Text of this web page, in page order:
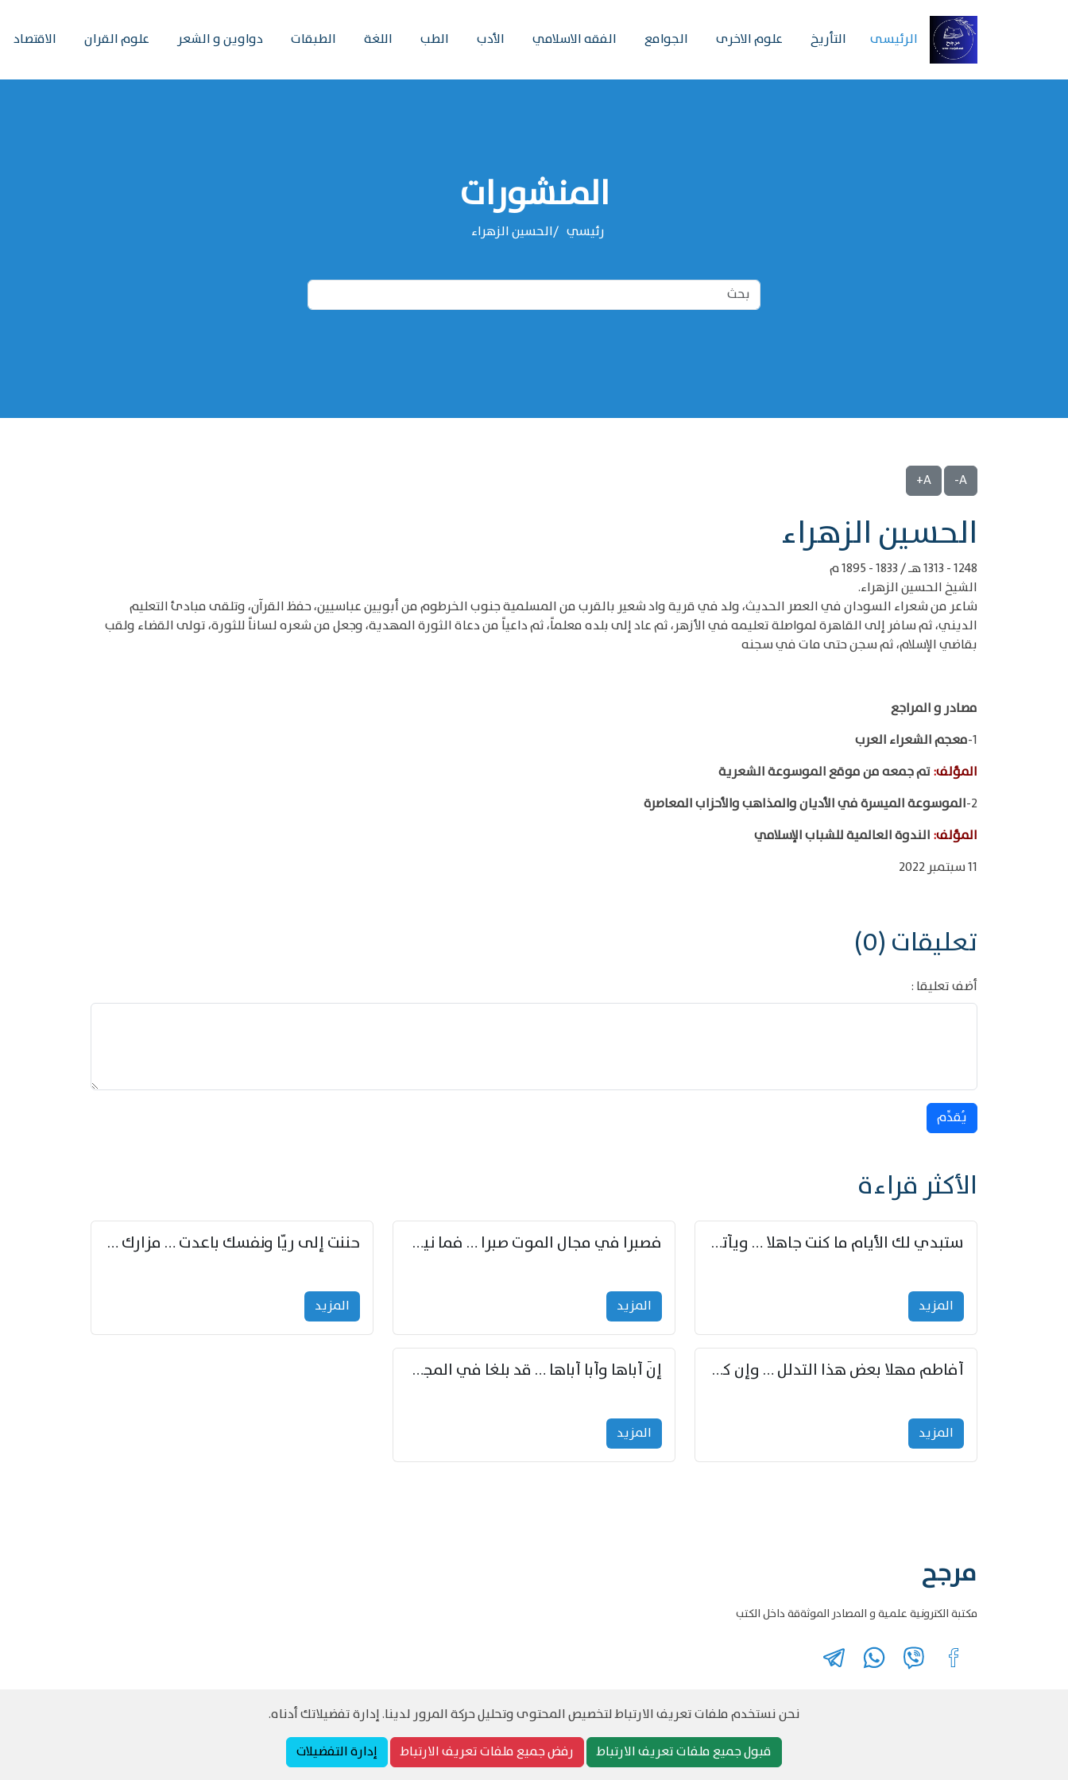
الرئیسی التأريخ علوم الاخرى الجوامع الفقه الاسلامي الأدب الطب اللغة الطبقات دواوين و الشعر علوم القران الاقتصاد
المنشورات
رئيسي ‌‌الحسين الزهراء
A-
A+
‌‌الحسين الزهراء
1248 - 1313 هـ / 1833 - 1895 م
الشيخ الحسين الزهراء.
شاعر من شعراء السودان في العصر الحديث، ولد في قرية واد شعير بالقرب من المسلمية جنوب الخرطوم من أبويين عباسيين، حفظ القرآن، وتلقى مبادئ التعليم
الديني، ثم سافر إلى القاهرة لمواصلة تعليمه في الأزهر، ثم عاد إلى بلده معلماً، ثم داعياً من دعاة الثورة المهدية، وجعل من شعره لساناً للثورة، تولى القضاء ولقب
بقاضي الإسلام، ثم سجن حتى مات في سجنه
مصادر و المراجع
1- معجم الشعراء العرب
المؤلف:تم جمعه من موقع الموسوعة الشعرية
2- الموسوعة الميسرة في الأديان والمذاهب والأحزاب المعاصرة
المؤلف: الندوة العالمية للشباب الإسلامي
11 سبتمبر 2022
تعليقات (0)
أضف تعليقا :
يُقدِّم
الأكثر قراءة
ستبدي لك الأيام ما كنت جاهلا … ويأتيك بالأخبار من لم تزوّد
المزید
فصبرا في مجال الموت صبرا … فما نيل الخلود بمستطاع
المزید
حننت إلى ريّا ونفسك باعدت … مزارك من ريّا وشعباكما معا
المزید
أفاطم مهلا بعض هذا التدلل … وإن كنت قد أزمعت صرمي فأجملي
المزید
إنّ أباها وأبا أباها … قد بلغا في المجد غايتاها
المزید
مرجح
مكتبة الكترونية علمية و المصادر الموثةقة داخل الكتب
©حقوق الطبع والنشر مرجح جميع الحقوق محفوظةسياسة و الخصوصية
نحن نستخدم ملفات تعريف الارتباط لتخصيص المحتوى وتحليل حركة المرور لدينا. إدارة تفضيلاتك أدناه.
قبول جميع ملفات تعريف الارتباط
رفض جميع ملفات تعريف الارتباط إدارة التفضيلات